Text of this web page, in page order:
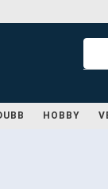
HOBBY